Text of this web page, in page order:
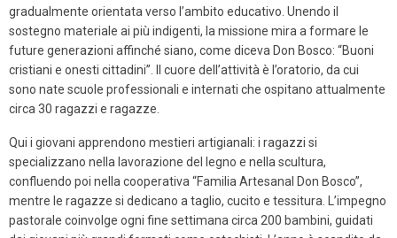
gradualmente orientata verso l’ambito educativo. Unendo il
sostegno materiale ai più indigenti, la missione mira a formare le
future generazioni affinché siano, come diceva Don Bosco: “Buoni
cristiani e onesti cittadini”. Il cuore dell’attività è l’oratorio, da cui
sono nate scuole professionali e internati che ospitano attualmente
circa 30 ragazzi e ragazze.
Qui i giovani apprendono mestieri artigianali: i ragazzi si
specializzano nella lavorazione del legno e nella scultura,
confluendo poi nella cooperativa “Familia Artesanal Don Bosco”,
mentre le ragazze si dedicano a taglio, cucito e tessitura. L’impegno
pastorale coinvolge ogni fine settimana circa 200 bambini, guidati